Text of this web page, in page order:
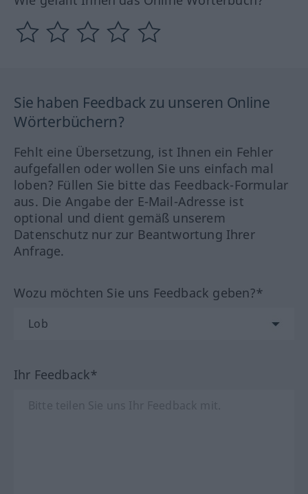
Sie haben Feedback zu unseren Online
Wörterbüchern?
Fehlt eine Übersetzung, ist Ihnen ein Fehler
aufgefallen oder wollen Sie uns einfach mal
loben? Füllen Sie bitte das Feedback-Formular
aus. Die Angabe der E-Mail-Adresse ist
optional und dient gemäß unserem
Datenschutz nur zur Beantwortung Ihrer
Anfrage.
Wozu möchten Sie uns Feedback geben?*
Ihr Feedback*